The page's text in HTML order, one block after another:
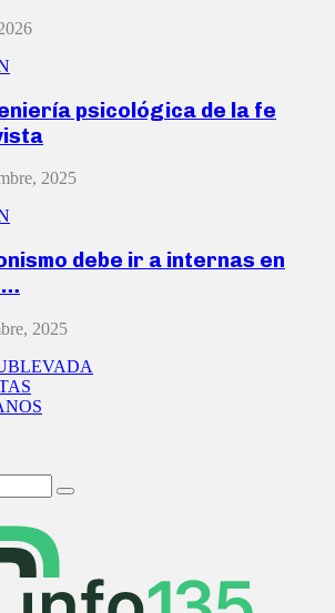
psicológica de la fe
2025
debe ir a internas en
2025
Search